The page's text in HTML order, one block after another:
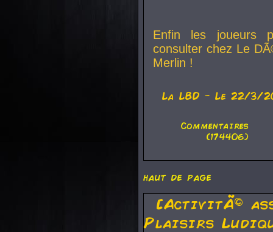
Enfin les joueurs
consulter chez Le
Merlin !
La LBD - Le 22/3/
Commentaires
(174406)
haut de page
[ActivitÃ©
Plaisirs